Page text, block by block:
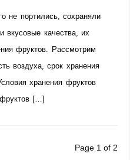
не портились, сохраняли
вкусовые качества, их
фруктов. Рассмотрим
воздуха, срок хранения
хранения фруктов
[…]
Page 1 of 2